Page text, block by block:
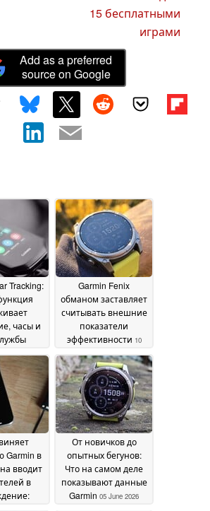
15 бесплатными
играми
Add as a preferred
source on Google
Tracking:
часы и
10 June 2026
Garmin Fenix
обманом заставляет
считывать внешние
показатели
эффективности 10
June 2026
Garmin в
вводит
в
От новичков до
опытных бегунов:
Что на самом деле
показывают данные
Garmin 05 June 2026